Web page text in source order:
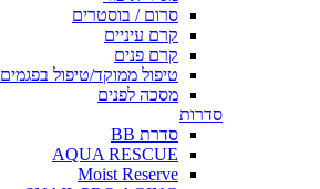
סרום / בוסטרים
קרם עיניים
קרם פנים
טיפול ממוקד/טיפול בפגמים
מסכה לפנים
סדרות
סדרת BB
AQUA RESCUE
Moist Reserve